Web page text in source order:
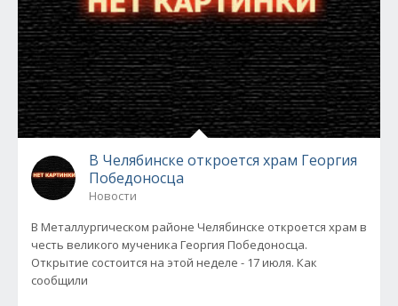
В Челябинске откроется храм Георгия
Победоносца
Новости
В Металлургическом районе Челябинске откроется храм в
честь великого мученика Георгия Победоносца.
Открытие состоится на этой неделе - 17 июля. Как
сообщили